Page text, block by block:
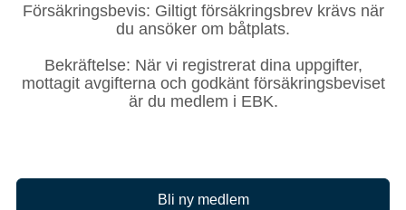
Försäkringsbevis: Giltigt försäkringsbrev krävs när
du ansöker om båtplats.
Bekräftelse: När vi registrerat dina uppgifter,
mottagit avgifterna och godkänt försäkringsbeviset
är du medlem i EBK.
Bli ny medlem